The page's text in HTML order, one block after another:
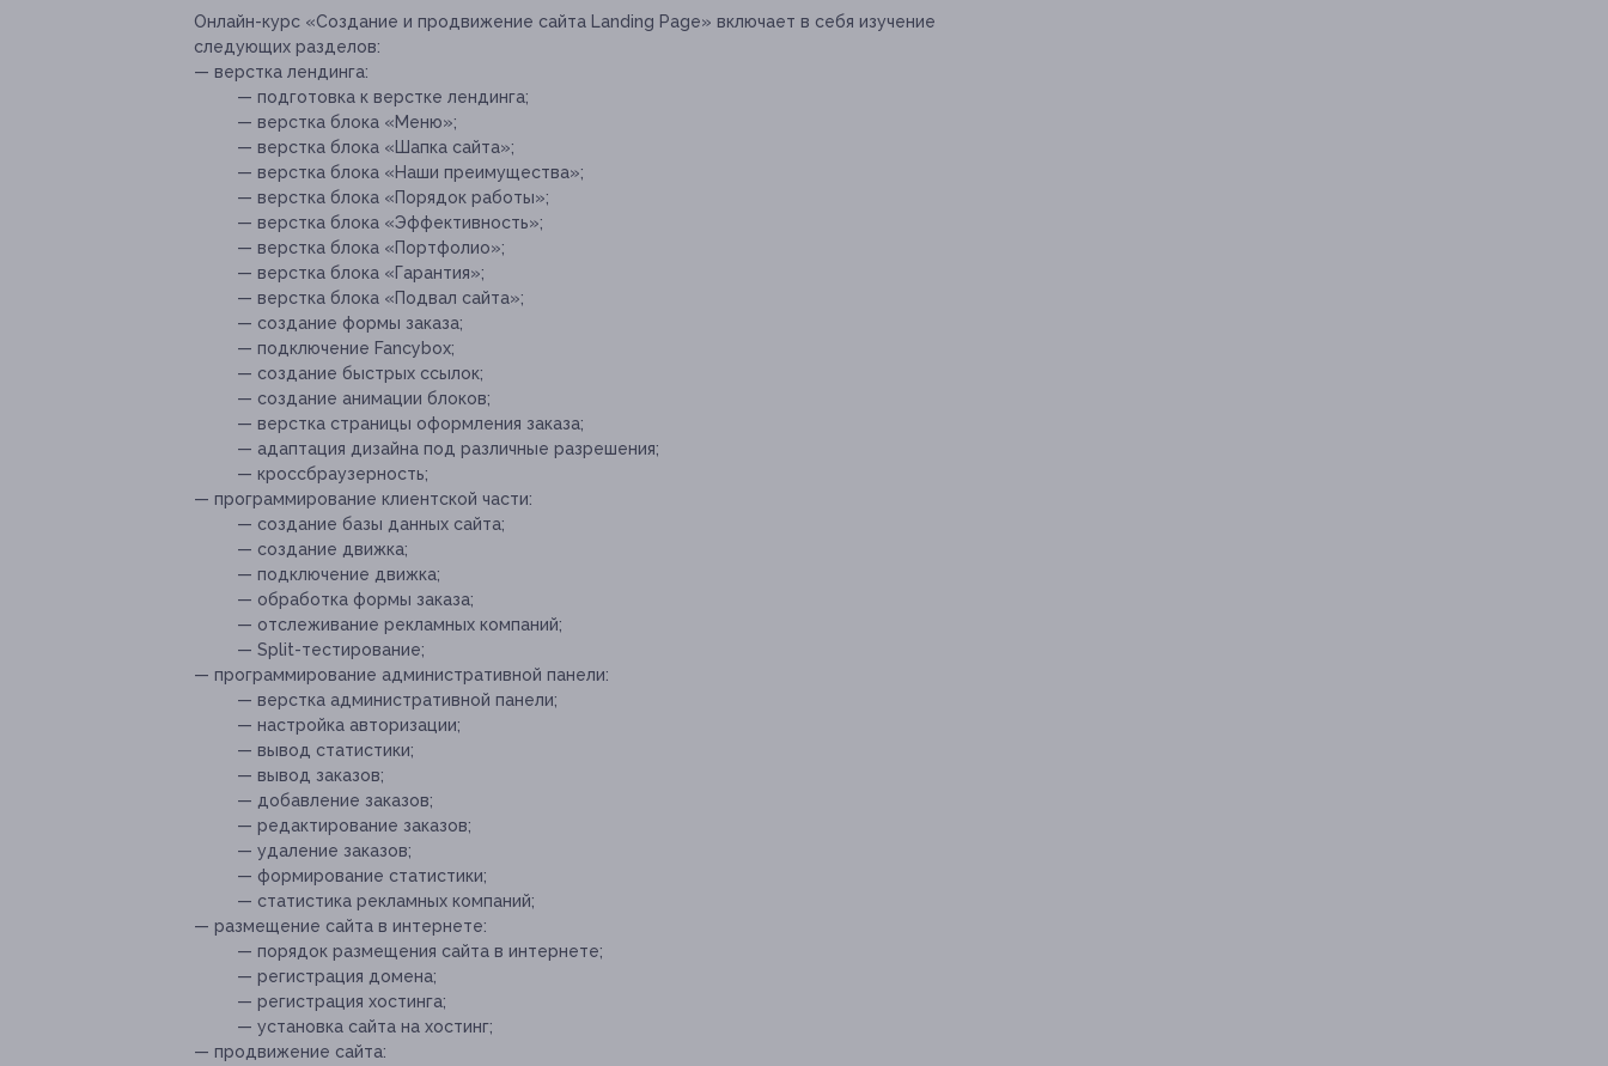
Онлайн-курс «Создание и продвижение сайта Landing Page» включает в себя изучение
следующих разделов:
— верстка лендинга:
— подготовка к верстке лендинга;
— верстка блока «Меню»;
— верстка блока «Шапка сайта»;
— верстка блока «Наши преимущества»;
— верстка блока «Порядок работы»;
— верстка блока «Эффективность»;
— верстка блока «Портфолио»;
— верстка блока «Гарантия»;
— верстка блока «Подвал сайта»;
— создание формы заказа;
— подключение Fancybox;
— создание быстрых ссылок;
— создание анимации блоков;
— верстка страницы оформления заказа;
— адаптация дизайна под различные разрешения;
— кроссбраузерность;
— программирование клиентской части:
— создание базы данных сайта;
— создание движка;
— подключение движка;
— обработка формы заказа;
— отслеживание рекламных компаний;
— Split-тестирование;
— программирование административной панели:
— верстка административной панели;
— настройка авторизации;
— вывод статистики;
— вывод заказов;
— добавление заказов;
— редактирование заказов;
— удаление заказов;
— формирование статистики;
— статистика рекламных компаний;
— размещение сайта в интернете:
— порядок размещения сайта в интернете;
— регистрация домена;
— регистрация хостинга;
— установка сайта на хостинг;
— продвижение сайта: